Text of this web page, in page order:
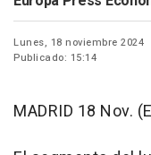
Lunes, 18 noviembre 2024
Publicado: 15:14
MADRID 18 Nov.